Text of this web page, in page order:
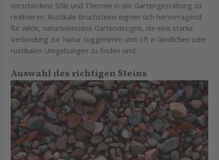
verschiedene Stile und Themen in der Gartengestaltung zu
realisieren. Rustikale Bruchsteine eignen sich hervorragend
für wilde, naturbelassene Gartendesigns, die eine starke
Verbindung zur Natur suggerieren und oft in ländlichen oder
rustikalen Umgebungen zu finden sind.
Auswahl des richtigen Steins